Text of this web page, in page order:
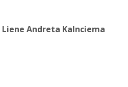
Liene Andreta Kalnciema